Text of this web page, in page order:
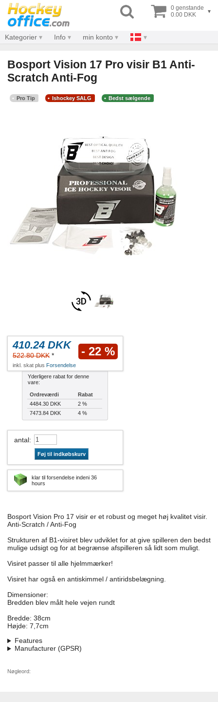
0 genstande
0.00 DKK
▾
Kategorier Info min konto
Bosport Vision 17 Pro visir B1 Anti-
Scratch Anti-Fog
Pro Tip Ishockey SALG Bedst sælgende
410.24 DKK
522.80 DKK * - 22 %
inkl. skat plus Forsendelse
Yderligere rabat for denne
vare:
Ordreværdi
Rabat
4484.30 DKK
2 %
7473.84 DKK
4 %
antal:
Føj til indkøbskurv
klar til forsendelse indeni 36
hours
Bosport Vision Pro 17 visir er et robust og meget høj kvalitet visir.
Anti-Scratch / Anti-Fog
Strukturen af ​​B1-visiret blev udviklet for at give spilleren den bedst
mulige udsigt og for at begrænse afspilleren så lidt som muligt.
Visiret passer til alle hjelmmærker!
Visiret har også en antiskimmel / antiridsbelægning.
Dimensioner:
Bredden blev målt hele vejen rundt
Bredde: 38cm
Højde: 7,7cm
Features
Manufacturer (GPSR)
Nøgleord: